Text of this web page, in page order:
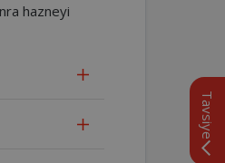
hazneyi
Tavsiye